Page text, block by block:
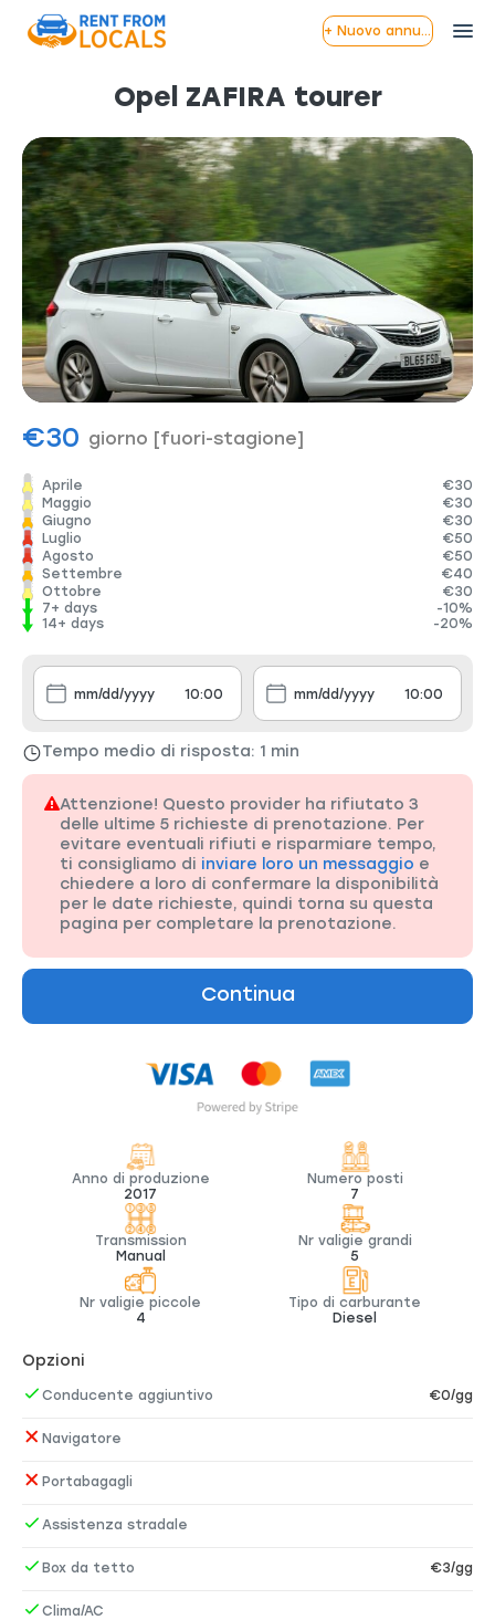
+ Nuovo annuncio
Opel ZAFIRA tourer
Anno di produzione
2017
Numero posti
7
Transmission
Manual
Nr valigie grandi
5
Nr valigie piccole
4
Tipo di carburante
Diesel
Opzioni
Conducente aggiuntivo €0/gg
Navigatore
Portabagagli
Assistenza stradale
Box da tetto €3/gg
Clima/AC
€30 giorno [fuori-stagione]
Aprile
€30
Maggio
€30
Giugno
€30
Luglio
€50
Agosto
€50
Settembre
€40
Ottobre
€30
7+ days
-10%
14+ days
-20%
Tempo medio di risposta: 1 min
Attenzione! Questo provider ha rifiutato 3
delle ultime 5 richieste di prenotazione. Per
evitare eventuali rifiuti e risparmiare tempo,
ti consigliamo di inviare loro un messaggio e
chiedere a loro di confermare la disponibilità
per le date richieste, quindi torna su questa
pagina per completare la prenotazione.
Continua